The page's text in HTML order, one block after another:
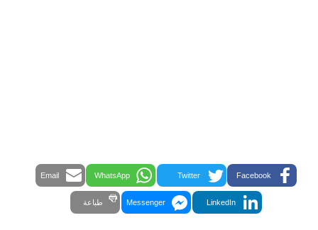
Facebook
Twitter
WhatsApp
Email
LinkedIn
Messenger طباعة